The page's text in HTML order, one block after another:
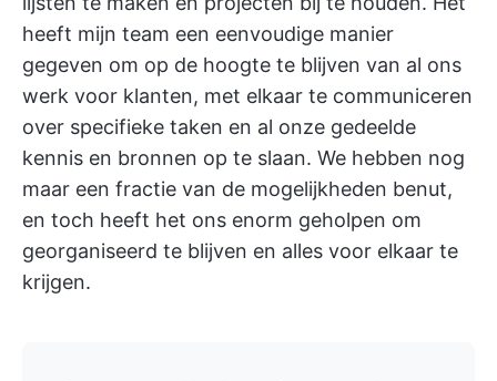
heeft mijn team een eenvoudige manier
gegeven om op de hoogte te blijven van al ons
werk voor klanten, met elkaar te communiceren
over specifieke taken en al onze gedeelde
kennis en bronnen op te slaan. We hebben nog
maar een fractie van de mogelijkheden benut,
en toch heeft het ons enorm geholpen om
georganiseerd te blijven en alles voor elkaar te
krijgen.